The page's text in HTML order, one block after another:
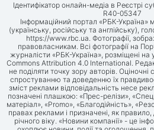
Ідентифікатор онлайн-медіа в Реєстрі
R40-05347
Інформаційний портал «РБК-Україна»
(українську, російську та англійську),
https://www.rbc.ua. Фотографії,
правовласникам. Всі фотографії на
журналісти «РБК-Україна», розміщені на
Commons Attribution 4.0 International.
не поділяти точку зору авторів.
спростуванню та доведенню їх
зміст реклами відповідальність несе
позначені плашкою: «Прес-релізи»,
матеріал», «Promo», «Благодійність»,
правах реклами і призначені, як правило,
річного віку. «Новини компанії» - це